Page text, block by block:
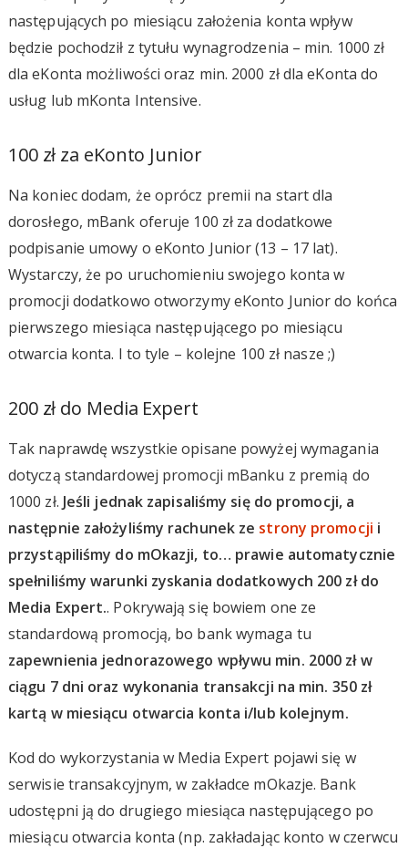
następujących po miesiącu założenia konta wpływ
będzie pochodził z tytułu wynagrodzenia – min. 1000 zł
dla eKonta możliwości oraz min. 2000 zł dla eKonta do
usług lub mKonta Intensive.
100 zł za eKonto Junior
Na koniec dodam, że oprócz premii na start dla
dorosłego, mBank oferuje 100 zł za dodatkowe
podpisanie umowy o eKonto Junior (13 – 17 lat).
Wystarczy, że po uruchomieniu swojego konta w
promocji dodatkowo otworzymy eKonto Junior do końca
pierwszego miesiąca następującego po miesiącu
otwarcia konta. I to tyle – kolejne 100 zł nasze ;)
200 zł do Media Expert
Tak naprawdę wszystkie opisane powyżej wymagania
dotyczą standardowej promocji mBanku z premią do
1000 zł. Jeśli jednak zapisaliśmy się do promocji, a
następnie założyliśmy rachunek ze strony promocji i
przystąpiliśmy do mOkazji, to… prawie automatycznie
spełniliśmy warunki zyskania dodatkowych 200 zł do
Media Expert.. Pokrywają się bowiem one ze
standardową promocją, bo bank wymaga tu
zapewnienia jednorazowego wpływu min. 2000 zł w
ciągu 7 dni oraz wykonania transakcji na min. 350 zł
kartą w miesiącu otwarcia konta i/lub kolejnym.
Kod do wykorzystania w Media Expert pojawi się w
serwisie transakcyjnym, w zakładce mOkazje. Bank
udostępni ją do drugiego miesiąca następującego po
miesiącu otwarcia konta (np. zakładając konto w czerwcu